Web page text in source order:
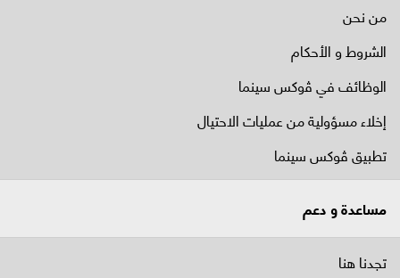
من نحن
الشروط و الأحكام
الوظائف في ﭬوكس سينما
إخلاء مسؤولية من عمليات الاحتيال
تطبيق ڤوكس سينما
مساعدة و دعم
تجدنا هنا